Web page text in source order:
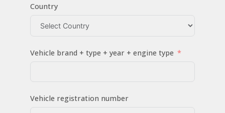
Country
Vehicle brand + type + year + engine type
Vehicle registration number